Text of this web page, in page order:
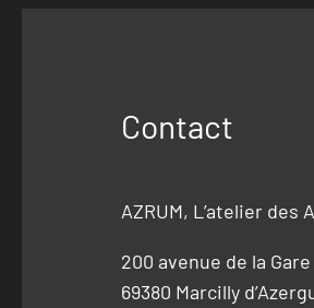
Contact
AZRUM, L’atelier des
200 avenue de la Gare
69380 Marcilly